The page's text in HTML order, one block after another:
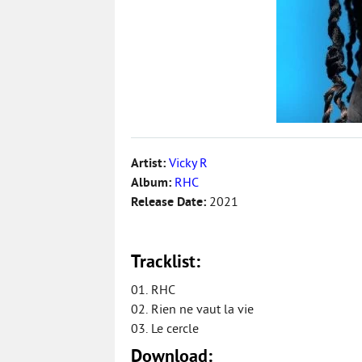
Artist: Vicky R
Album: RHC
Release Date: 2021
Tracklist:
01. RHC
02. Rien ne vaut la vie
03. Le cercle
Download: